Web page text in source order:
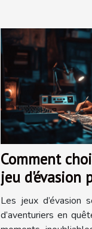
Comment
jeu d'évasion
prochaine
Les jeux d’évasion
d’aventuriers en